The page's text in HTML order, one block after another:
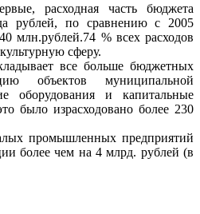
расходная часть бюджета
рублей, по сравнению с 2005
млн.рублей.74 % всех расходов
сферу.
все больше бюджетных
объектов муниципальной
оборудования и капитальные
было израсходовано более 230
промышленных предприятий
более чем на 4 млрд. рублей (в